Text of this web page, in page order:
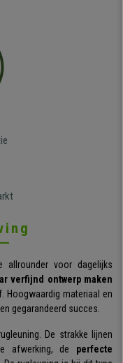
allrounder voor dagelijks
verfijnd ontwerp maken
Hoogwaardig materiaal en
gegarandeerd succes.
De strakke lijnen
afwerking, de perfecte